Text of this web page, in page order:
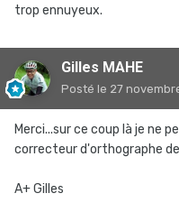
trop ennuyeux.
Gilles MAHE
Posté le 27
Merci...sur ce coup là je ne
correcteur d'orthographe
A+ Gilles